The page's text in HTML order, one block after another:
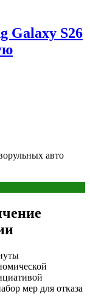
Galaxy S26
авто
мер для отказа